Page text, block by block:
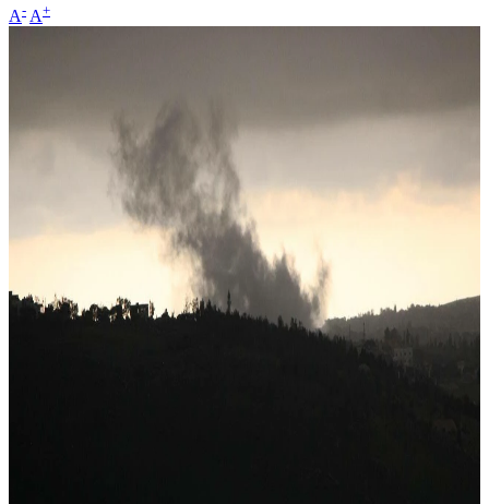
A- A+